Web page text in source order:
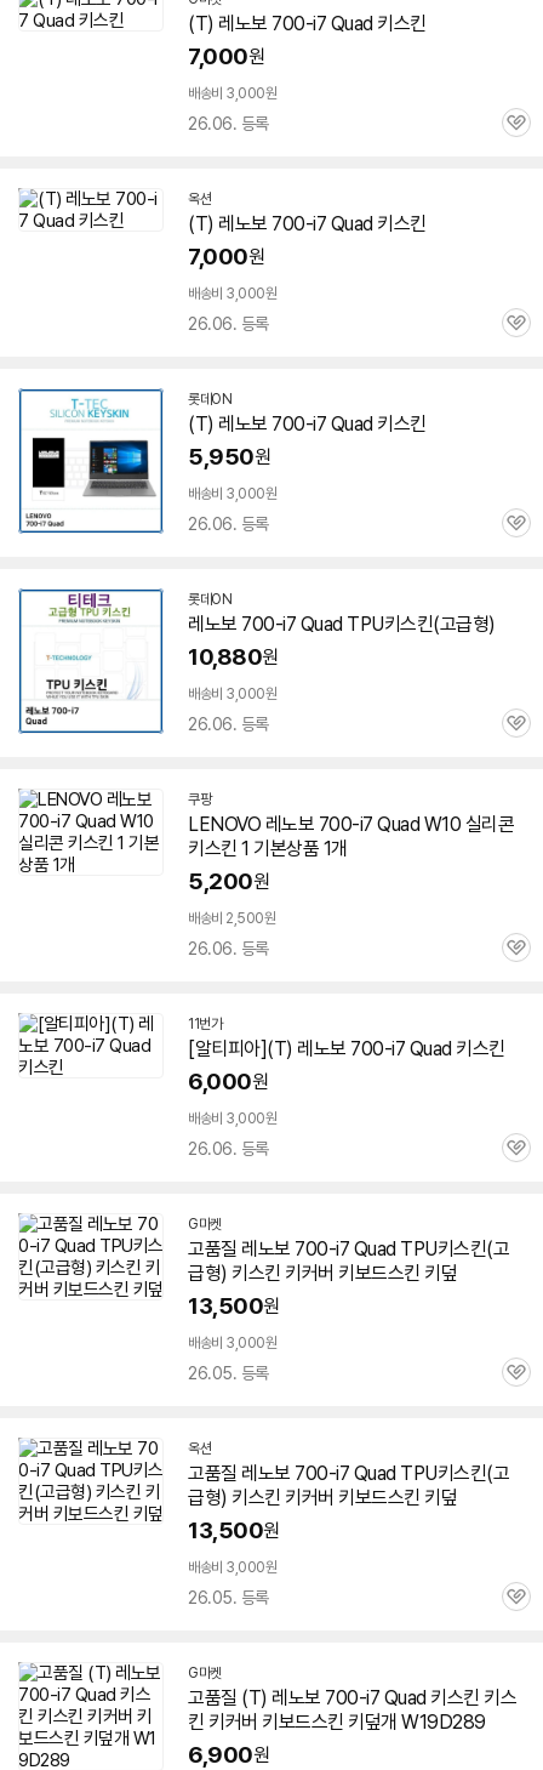
(T) 레노보 700-i7 Quad 키스킨
7,000원
배송비 3,000원
26.06. 등록
관
옥션
(T) 레노보 700-i7 Quad 키스킨
7,000원
배송비 3,000원
26.06. 등록
관
롯데ON
(T) 레노보 700-i7 Quad 키스킨
5,950원
배송비 3,000원
26.06. 등록
관
롯데ON
레노보 700-i7 Quad TPU키스킨(고급형)
10,880원
배송비 3,000원
26.06. 등록
관
쿠팡
LENOVO 레노보 700-i7 Quad W10 실리콘
키스킨 1 기본상품 1개
5,200원
배송비 2,500원
26.06. 등록
관
11번가
[알티피아](T) 레노보 700-i7 Quad 키스킨
6,000원
배송비 3,000원
26.06. 등록
관
G마켓
고품질 레노보 700-i7 Quad TPU키스킨(고
급형) 키스킨 키커버 키보드스킨 키덮
13,500원
배송비 3,000원
26.05. 등록
관
옥션
고품질 레노보 700-i7 Quad TPU키스킨(고
급형) 키스킨 키커버 키보드스킨 키덮
13,500원
배송비 3,000원
26.05. 등록
관
G마켓
고품질 (T) 레노보 700-i7 Quad 키스킨 키스
킨 키커버 키보드스킨 키덮개 W19D289
6,900원